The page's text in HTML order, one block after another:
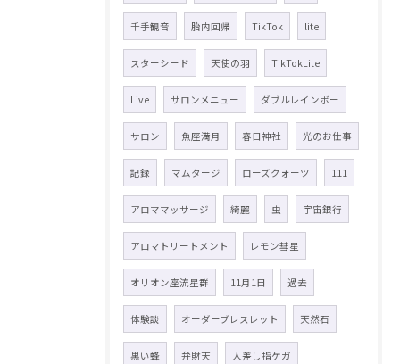
千手観音 胎内回帰 TikTok lite
スターシード 天使の羽 TikTokLite
Live サロンメニュー ダブルレインボー
サロン 魚座満月 春日神社 光のお仕事
記録 マムタージ ローズクォーツ 111
アロママッサージ 綺麗 虫 宇宙銀行
アロマトリートメント レモン彗星
オリオン座流星群 11月1日 過去
体験談 オーダーブレスレット 天然石
黒い蜂 弁財天 人差し指ケガ